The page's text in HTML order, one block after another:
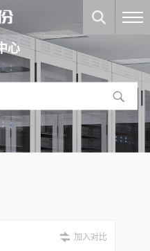
心
加入对比